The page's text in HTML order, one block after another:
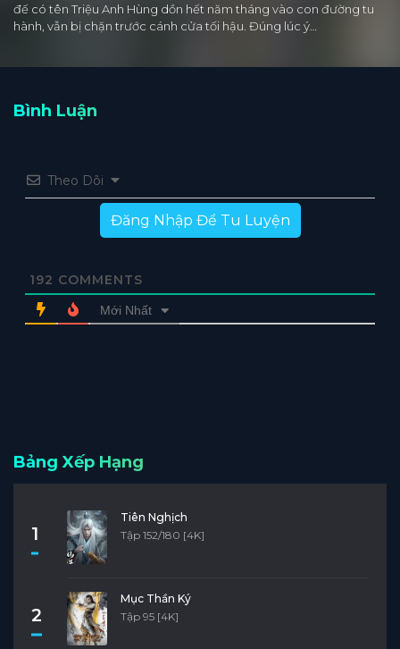
đế có tên Triệu Anh Hùng dồn hết năm tháng vào con đường tu
hành, vẫn bị chặn trước cánh cửa tối hậu. Đúng lúc ý…
Bình Luận
Theo Dõi
Đăng Nhập Để Tu Luyện
192 COMMENTS
Mới Nhất
Bảng Xếp Hạng
1
Tiên Nghịch
Tập 152/180 [4K]
2
Mục Thần Ký
Tập 95 [4K]